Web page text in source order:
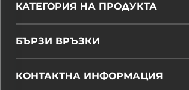
КАТЕГОРИЯ НА ПРОДУКТА
БЪРЗИ ВРЪЗКИ
КОНТАКТНА ИНФОРМАЦИЯ